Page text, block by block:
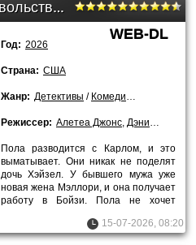
Максимальное удовольствие гарантировано 1 сезон (2026)
WEB-DL
Год: 2026
Страна: США
Жанр: Детективы / Комедии /
Режиссер: Алетеа Джонс, Дэниэл Сакхайм
Пола разводится с Карлом, и это
выматывает. Они никак не поделят
дочь Хэйзел. У бывшего мужа уже
новая жена Мэллори, и она получает
работу в Бойзи. Пола не хочет
15-07-2026, 08:20